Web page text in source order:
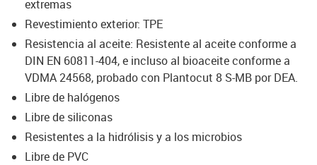
extremas
Revestimiento exterior: TPE
Resistencia al aceite: Resistente al aceite conforme a
DIN EN 60811-404, e incluso al bioaceite conforme a
VDMA 24568, probado con Plantocut 8 S-MB por DEA.
Libre de halógenos
Libre de siliconas
Resistentes a la hidrólisis y a los microbios
Libre de PVC